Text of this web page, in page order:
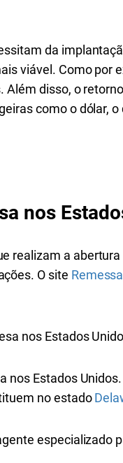
da
viável. Como por
disso, o
como o dólar,
nos
realizam a
O site
nos Estados
Estados
no estado
especializado